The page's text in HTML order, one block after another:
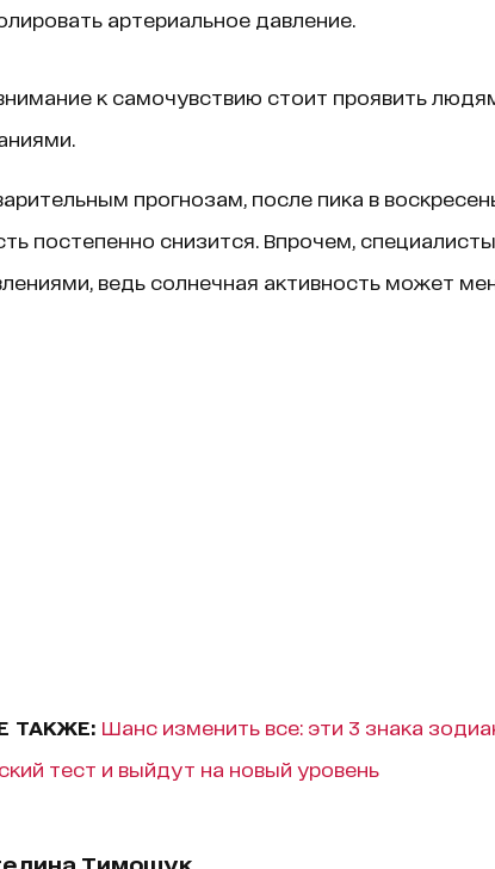
артериальное давление.
к самочувствию стоит проявить
прогнозам, после пика в
постепенно снизится. Впрочем,
ведь солнечная активность может
ТАКЖЕ: Шанс изменить все: эти 3 знака
тест и выйдут на новый уровень
Тимощук